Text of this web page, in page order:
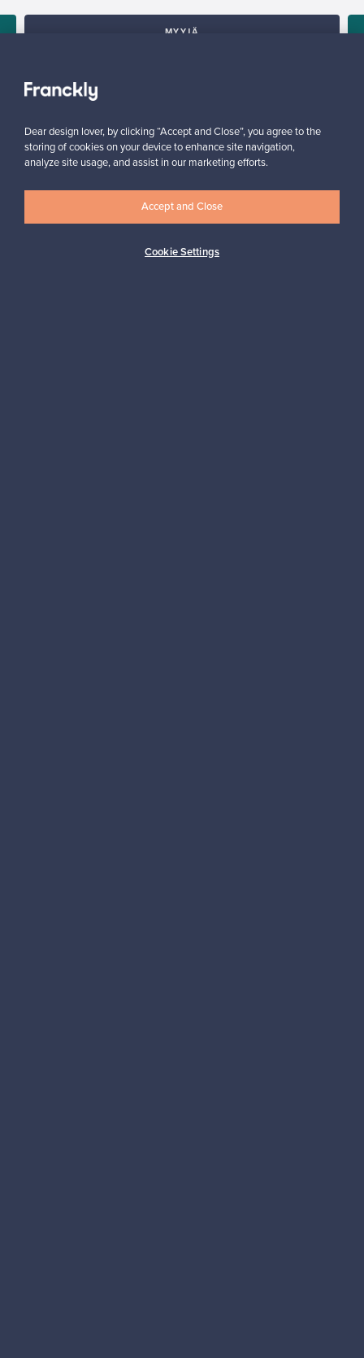
MYYJÄ
Dear design lover, by clicking “Accept and Close”, you agree to the
storing of cookies on your device to enhance site navigation,
analyze site usage, and assist in our marketing efforts.
Cookie Settings
Accept and Close